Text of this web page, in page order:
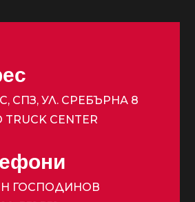
СПЗ, УЛ. СРЕБЪРНА 8
TRUCK CENTER
ГОСПОДИНОВ